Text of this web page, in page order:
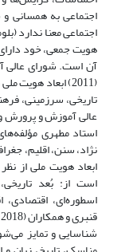
اجتماعی به همسانی
هویت جمعی، خود
آن است. شورای عالی
(2011) ابعاد
تاریخی، سرزمینی،
استاد مطهری
است از: بُعد
شناسایی و تمایز